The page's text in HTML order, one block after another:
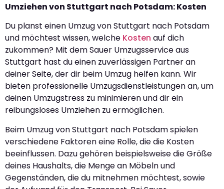
Umziehen von Stuttgart nach Potsdam: Kosten
Du planst einen Umzug von Stuttgart nach Potsdam
und möchtest wissen, welche Kosten auf dich
zukommen? Mit dem Sauer Umzugsservice aus
Stuttgart hast du einen zuverlässigen Partner an
deiner Seite, der dir beim Umzug helfen kann. Wir
bieten professionelle Umzugsdienstleistungen an, um
deinen Umzugstress zu minimieren und dir ein
reibungsloses Umziehen zu ermöglichen.
Beim Umzug von Stuttgart nach Potsdam spielen
verschiedene Faktoren eine Rolle, die die Kosten
beeinflussen. Dazu gehören beispielsweise die Größe
deines Haushalts, die Menge an Möbeln und
Gegenständen, die du mitnehmen möchtest, sowie